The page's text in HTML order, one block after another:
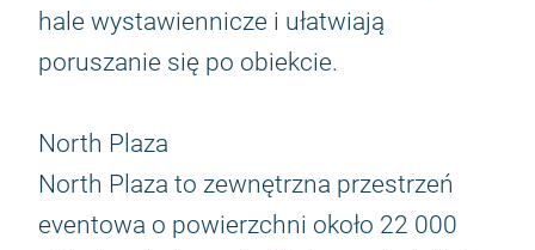
hale wystawiennicze i ułatwiają
poruszanie się po obiekcie.
North Plaza
North Plaza to zewnętrzna przestrzeń
eventowa o powierzchni około 22 000